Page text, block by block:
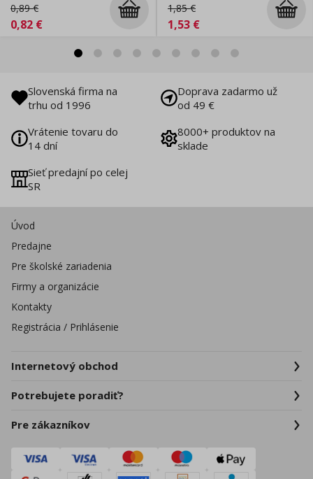
0,89€
0,82 €
1,85€
1,53 €
Slovenská firma na
trhu od 1996
Doprava zadarmo už
od 49 €
Vrátenie tovaru do
14 dní
8000+ produktov na
sklade
Sieť predajní po celej
SR
Úvod
Predajne
Pre školské zariadenia
Firmy a organizácie
Kontakty
Registrácia / Prihlásenie
Internetový obchod
Potrebujete poradiť?
Pre zákazníkov